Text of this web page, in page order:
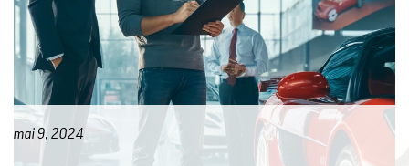
mai 9, 2024